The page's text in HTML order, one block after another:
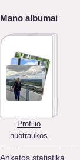
Mano albumai
Profilio
nuotraukos
Anketos statistika